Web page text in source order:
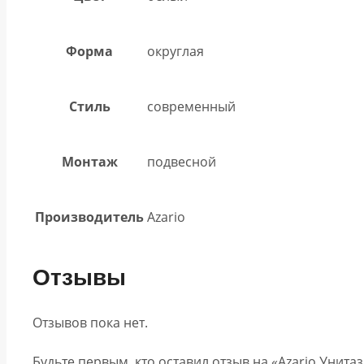
Форма округлая
Стиль современный
Монтаж подвесной
ПроизводительAzario
Отзывы
Отзывов пока нет.